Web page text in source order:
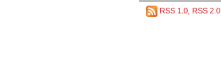
RSS 1.0 RSS 2.0